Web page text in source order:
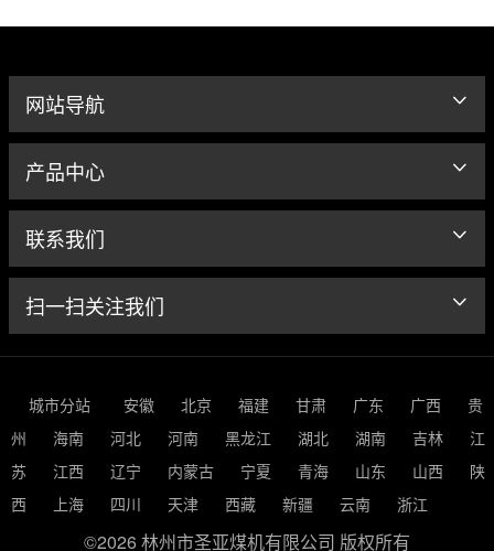
网站导航
产品中心
联系我们
扫一扫关注我们
城市分站 安徽 北京 福建 甘肃 广东 广西
贵
州
海南 河北 河南 黑龙江 湖北 湖南 吉林
江
苏
江西 辽宁 内蒙古 宁夏 青海 山东 山西
陕
西
上海 四川 天津 西藏 新疆 云南 浙江
©2026 林州市圣亚煤机有限公司 版权所有